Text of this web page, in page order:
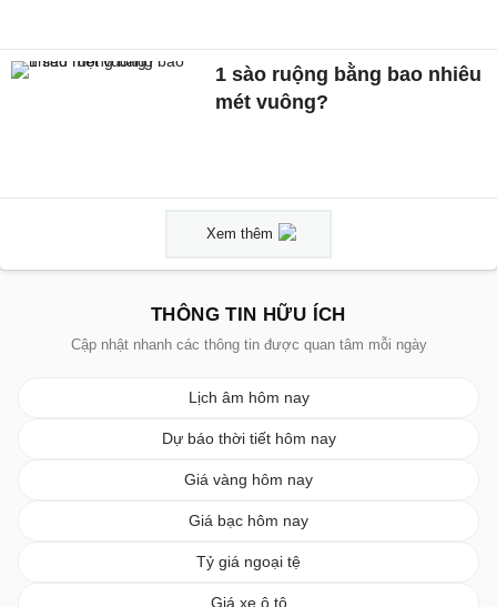
1 sào ruộng bằng bao nhiêu
mét vuông?
Xem thêm
THÔNG TIN HỮU ÍCH
Cập nhật nhanh các thông tin được quan tâm mỗi ngày
Lịch âm hôm nay
Dự báo thời tiết hôm nay
Giá vàng hôm nay
Giá bạc hôm nay
Tỷ giá ngoại tệ
Giá xe ô tô